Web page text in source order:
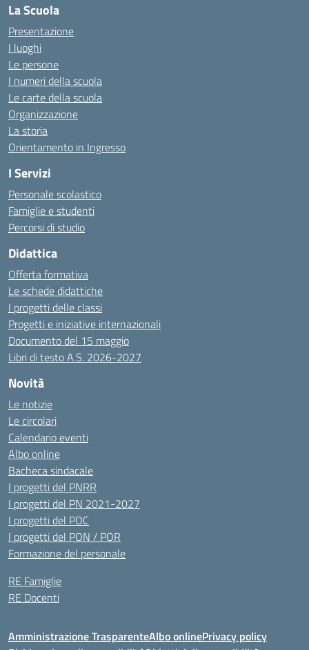
La Scuola
Presentazione
I luoghi
Le persone
I numeri della scuola
Le carte della scuola
Organizzazione
La storia
Orientamento in Ingresso
I Servizi
Personale scolastico
Famiglie e studenti
Percorsi di studio
Didattica
Offerta formativa
Le schede didattiche
I progetti delle classi
Progetti e iniziative internazionali
Documento del 15 maggio
Libri di testo A.S. 2026-2027
Novità
Le notizie
Le circolari
Calendario eventi
Albo online
Bacheca sindacale
I progetti del PNRR
I progetti del PN 2021-2027
I progetti del POC
I progetti del PON / POR
Formazione del personale
RE Famiglie
RE Docenti
Amministrazione TrasparenteAlbo onlinePrivacy policy